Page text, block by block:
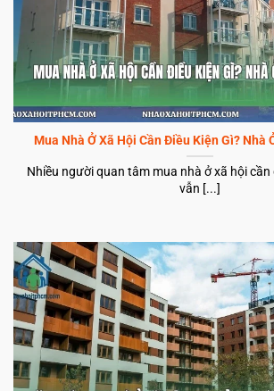
Mua Nhà Ở Xã Hội Cần Điều Kiện Gì? Nhà
Nhiều người quan tâm mua nhà ở xã hội cần
vẫn [...]